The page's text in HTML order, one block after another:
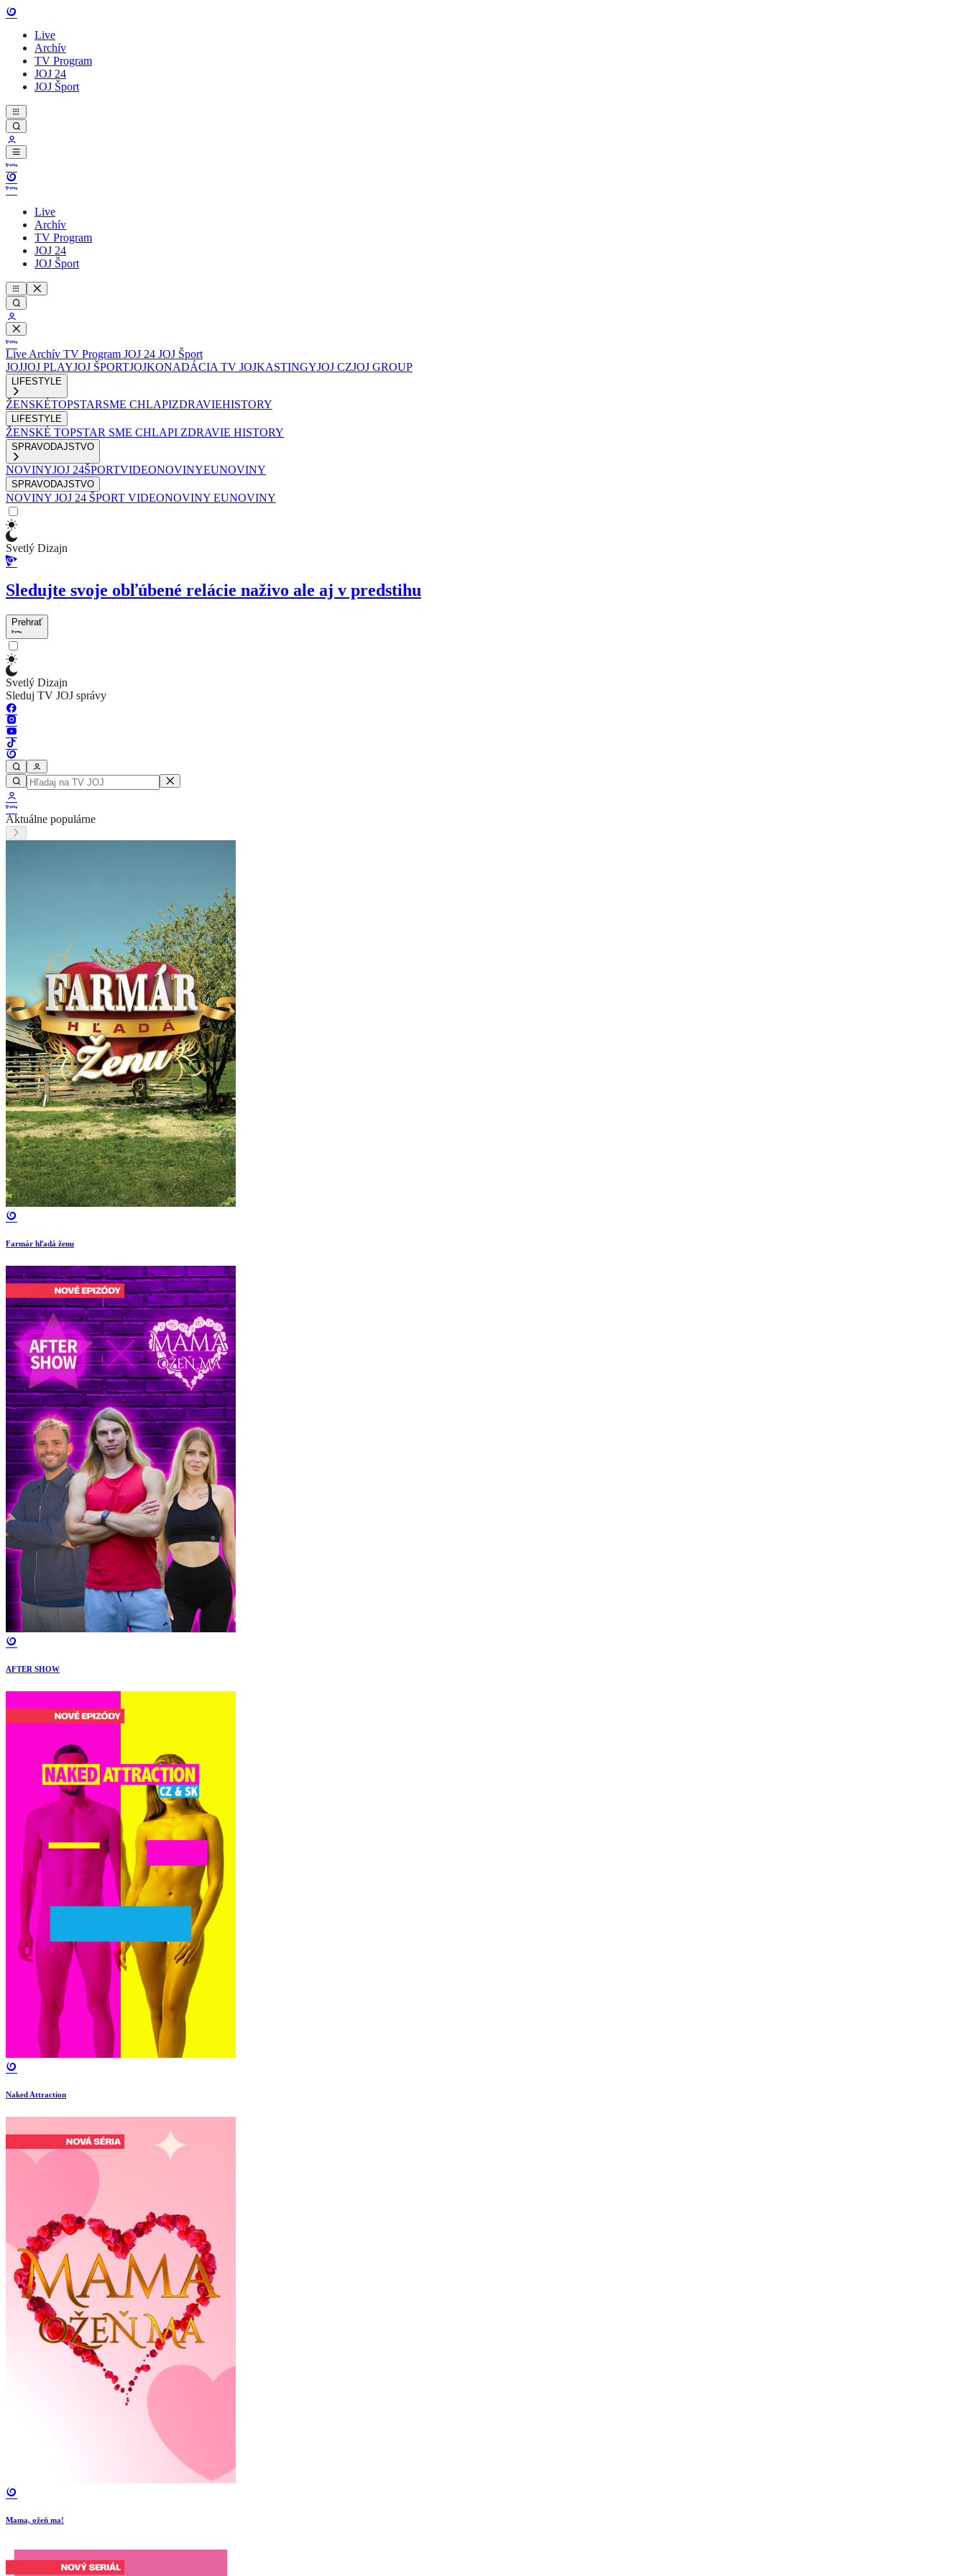
Live
Archív
TV Program
JOJ 24
JOJ Šport
Live
Archív
TV Program
JOJ 24
JOJ Šport
Live Archív TV Program JOJ 24 JOJ Šport
JOJJOJ PLAYJOJ ŠPORTJOJKONADÁCIA TV JOJKASTINGYJOJ CZJOJ GROUP
LIFESTYLE
ŽENSKÉTOPSTARSME CHLAPIZDRAVIEHISTORY
LIFESTYLE
ŽENSKÉ TOPSTAR SME CHLAPI ZDRAVIE HISTORY
SPRAVODAJSTVO
NOVINYJOJ 24ŠPORTVIDEONOVINYEUNOVINY
SPRAVODAJSTVO
NOVINY JOJ 24 ŠPORT VIDEONOVINY EUNOVINY
Svetlý Dizajn
Sledujte svoje obľúbené relácie naživo ale aj v predstihu
Prehrať
Svetlý Dizajn
Sleduj TV JOJ správy
Aktuálne populárne
Farmár hľadá ženu
AFTER SHOW
Naked Attraction
Mama, ožeň ma!